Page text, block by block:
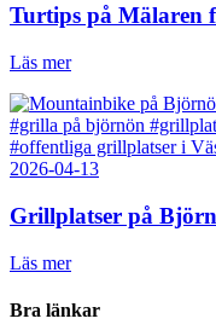
Turtips på Mälaren
Läs mer
#grilla på björnön
#offentliga grillplatser i
2026-04-13
Grillplatser på
Läs mer
Bra länkar